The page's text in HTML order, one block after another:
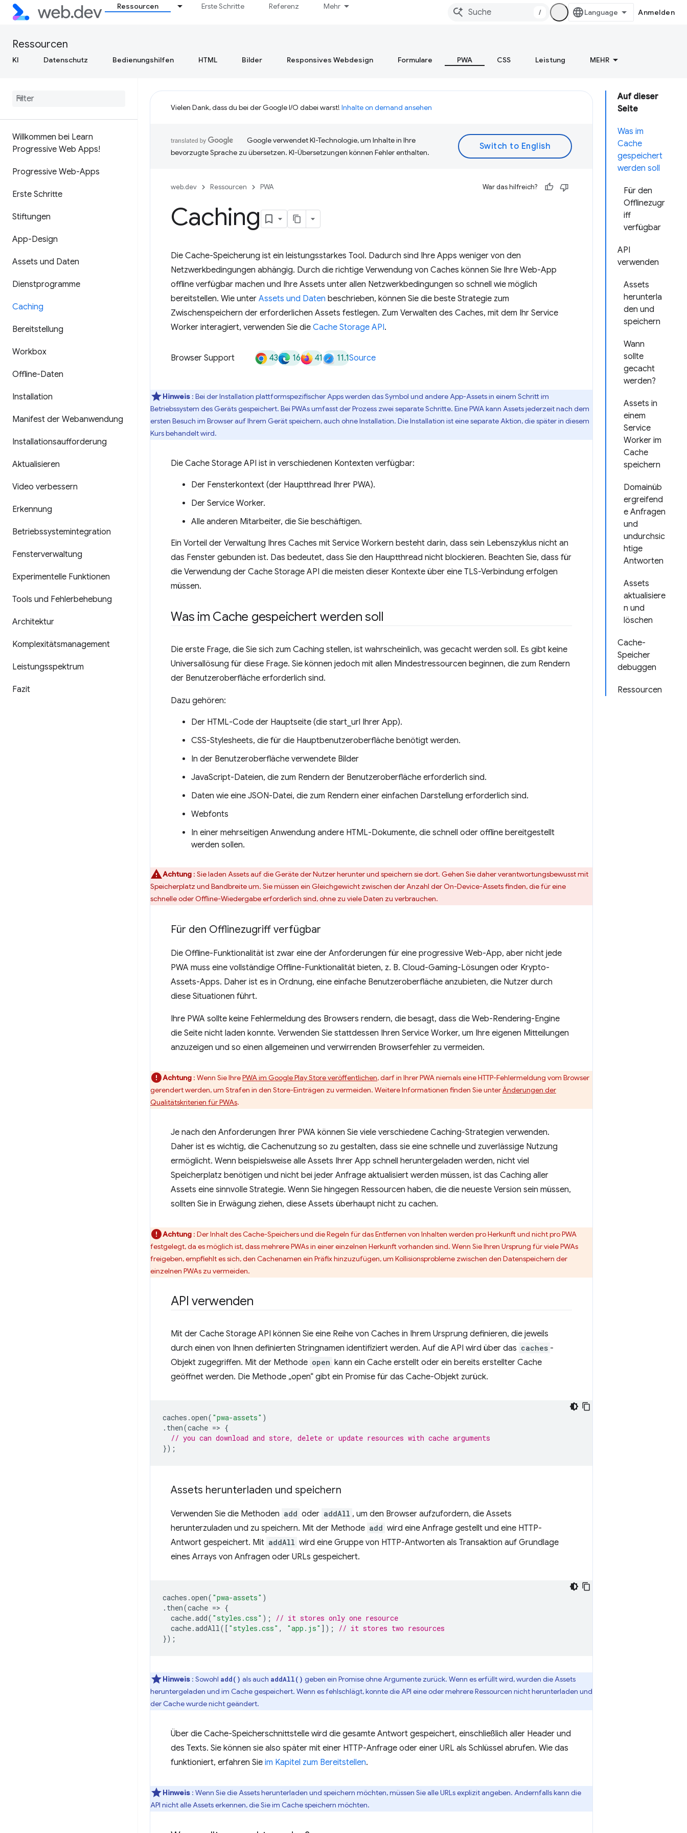
Ressourcen Erste Schritte Referenz Mehr
/ Anmelden
Ressourcen
KI Datenschutz Bedienungshilfen HTML Bilder Responsives Webdesign Formulare PWA CSS Leistung MEHR
Willkommen bei Learn
Progressive Web Apps!
Progressive Web-Apps
Erste Schritte
Stiftungen
App-Design
Assets und Daten
Dienstprogramme
Caching
Bereitstellung
Workbox
Offline-Daten
Installation
Manifest der Webanwendung
Installationsaufforderung
Aktualisieren
Video verbessern
Erkennung
Betriebssystemintegration
Fensterverwaltung
Experimentelle Funktionen
Tools und Fehlerbehebung
Architektur
Komplexitätsmanagement
Leistungsspektrum
Fazit
Auf dieser
Seite
Was im
Cache
gespeichert
werden soll
Für den
Offlinezugr
iff
verfügbar
API
verwenden
Assets
herunterla
den und
speichern
Wann
sollte
gecacht
werden?
Assets in
einem
Service
Worker im
Cache
speichern
Domainüb
ergreifend
e Anfragen
und
undurchsic
htige
Antworten
Assets
aktualisiere
n und
löschen
Cache-
Speicher
debuggen
Ressourcen
Vielen Dank, dass du bei der Google I/O dabei warst! Inhalte on demand ansehen
Google verwendet KI-Technologie, um Inhalte in Ihre
bevorzugte Sprache zu übersetzen. KI-Übersetzungen können Fehler enthalten.
web.dev Ressourcen PWA War das hilfreich?
Caching
Die Cache-Speicherung ist ein leistungsstarkes Tool. Dadurch sind Ihre Apps weniger von den
Netzwerkbedingungen abhängig. Durch die richtige Verwendung von Caches können Sie Ihre Web-App
offline verfügbar machen und Ihre Assets unter allen Netzwerkbedingungen so schnell wie möglich
bereitstellen. Wie unter Assets und Daten beschrieben, können Sie die beste Strategie zum
Zwischenspeichern der erforderlichen Assets festlegen. Zum Verwalten des Caches, mit dem Ihr Service
Worker interagiert, verwenden Sie die Cache Storage API.
Browser Support 43 16 41 11.1Source
Hinweis : Bei der Installation plattformspezifischer Apps werden das Symbol und andere App-Assets in einem Schritt im
Betriebssystem des Geräts gespeichert. Bei PWAs umfasst der Prozess zwei separate Schritte. Eine PWA kann Assets jederzeit nach dem
ersten Besuch im Browser auf Ihrem Gerät speichern, auch ohne Installation. Die Installation ist eine separate Aktion, die später in diesem
Kurs behandelt wird.
Die Cache Storage API ist in verschiedenen Kontexten verfügbar:
Der Fensterkontext (der Hauptthread Ihrer PWA).
Der Service Worker.
Alle anderen Mitarbeiter, die Sie beschäftigen.
Ein Vorteil der Verwaltung Ihres Caches mit Service Workern besteht darin, dass sein Lebenszyklus nicht an
das Fenster gebunden ist. Das bedeutet, dass Sie den Hauptthread nicht blockieren. Beachten Sie, dass für
die Verwendung der Cache Storage API die meisten dieser Kontexte über eine TLS-Verbindung erfolgen
müssen.
Was im Cache gespeichert werden soll
Die erste Frage, die Sie sich zum Caching stellen, ist wahrscheinlich, was gecacht werden soll. Es gibt keine
Universallösung für diese Frage. Sie können jedoch mit allen Mindestressourcen beginnen, die zum Rendern
der Benutzeroberfläche erforderlich sind.
Dazu gehören:
Der HTML-Code der Hauptseite (die start_url Ihrer App).
CSS-Stylesheets, die für die Hauptbenutzeroberfläche benötigt werden.
In der Benutzeroberfläche verwendete Bilder
JavaScript-Dateien, die zum Rendern der Benutzeroberfläche erforderlich sind.
Daten wie eine JSON-Datei, die zum Rendern einer einfachen Darstellung erforderlich sind.
Webfonts
In einer mehrseitigen Anwendung andere HTML-Dokumente, die schnell oder offline bereitgestellt
werden sollen.
Achtung : Sie laden Assets auf die Geräte der Nutzer herunter und speichern sie dort. Gehen Sie daher verantwortungsbewusst mit
Speicherplatz und Bandbreite um. Sie müssen ein Gleichgewicht zwischen der Anzahl der On-Device-Assets finden, die für eine
schnelle oder Offline-Wiedergabe erforderlich sind, ohne zu viele Daten zu verbrauchen.
Für den Offlinezugriff verfügbar
Die Offline-Funktionalität ist zwar eine der Anforderungen für eine progressive Web-App, aber nicht jede
PWA muss eine vollständige Offline-Funktionalität bieten, z. B. Cloud-Gaming-Lösungen oder Krypto-
Assets-Apps. Daher ist es in Ordnung, eine einfache Benutzeroberfläche anzubieten, die Nutzer durch
diese Situationen führt.
Ihre PWA sollte keine Fehlermeldung des Browsers rendern, die besagt, dass die Web-Rendering-Engine
die Seite nicht laden konnte. Verwenden Sie stattdessen Ihren Service Worker, um Ihre eigenen Mitteilungen
anzuzeigen und so einen allgemeinen und verwirrenden Browserfehler zu vermeiden.
Achtung : Wenn Sie IhrePWA im Google Play Store veröffentlichen, darf in Ihrer PWA niemals eine HTTP-Fehlermeldung vom Browser
gerendert werden, um Strafen in den Store-Einträgen zu vermeiden. Weitere Informationen finden Sie unterÄnderungen der
Qualitätskriterien für PWAs.
Je nach den Anforderungen Ihrer PWA können Sie viele verschiedene Caching-Strategien verwenden.
Daher ist es wichtig, die Cachenutzung so zu gestalten, dass sie eine schnelle und zuverlässige Nutzung
ermöglicht. Wenn beispielsweise alle Assets Ihrer App schnell heruntergeladen werden, nicht viel
Speicherplatz benötigen und nicht bei jeder Anfrage aktualisiert werden müssen, ist das Caching aller
Assets eine sinnvolle Strategie. Wenn Sie hingegen Ressourcen haben, die die neueste Version sein müssen,
sollten Sie in Erwägung ziehen, diese Assets überhaupt nicht zu cachen.
Achtung : Der Inhalt des Cache-Speichers und die Regeln für das Entfernen von Inhalten werden pro Herkunft und nicht pro PWA
festgelegt, da es möglich ist, dass mehrere PWAs in einer einzelnen Herkunft vorhanden sind. Wenn Sie Ihren Ursprung für viele PWAs
freigeben, empfiehlt es sich, den Cachenamen ein Präfix hinzuzufügen, um Kollisionsprobleme zwischen den Datenspeichern der
einzelnen PWAs zu vermeiden.
API verwenden
Mit der Cache Storage API können Sie eine Reihe von Caches in Ihrem Ursprung definieren, die jeweils
durch einen von Ihnen definierten Stringnamen identifiziert werden. Auf die API wird über das caches -
Objekt zugegriffen. Mit der Methode open kann ein Cache erstellt oder ein bereits erstellter Cache
geöffnet werden. Die Methode „open“ gibt ein Promise für das Cache-Objekt zurück.
caches .open( "pwa-assets" )
. then(cache => {
// you can download and store, delete or update resources with cache arguments
});
Assets herunterladen und speichern
Verwenden Sie die Methoden add oder addAll , um den Browser aufzufordern, die Assets
herunterzuladen und zu speichern. Mit der Methode add wird eine Anfrage gestellt und eine HTTP-
Antwort gespeichert. Mit addAll wird eine Gruppe von HTTP-Antworten als Transaktion auf Grundlage
eines Arrays von Anfragen oder URLs gespeichert.
caches .open( "pwa-assets" )
. then(cache => {
cache.add( "styles.css" );
// it stores only one resource
cache.addAll([ "styles.css" , "app.js" ]);
// it stores two resources
});
Hinweis : Sowohl add() als auch addAll() geben ein Promise ohne Argumente zurück. Wenn es erfüllt wird, wurden die Assets
heruntergeladen und im Cache gespeichert. Wenn es fehlschlägt, konnte die API eine oder mehrere Ressourcen nicht herunterladen und
der Cache wurde nicht geändert.
Über die Cache-Speicherschnittstelle wird die gesamte Antwort gespeichert, einschließlich aller Header und
des Texts. Sie können sie also später mit einer HTTP-Anfrage oder einer URL als Schlüssel abrufen. Wie das
funktioniert, erfahren Sie im Kapitel zum Bereitstellen.
Hinweis : Wenn Sie die Assets herunterladen und speichern möchten, müssen Sie alle URLs explizit angeben. Andernfalls kann die
API nicht alle Assets erkennen, die Sie im Cache speichern möchten.